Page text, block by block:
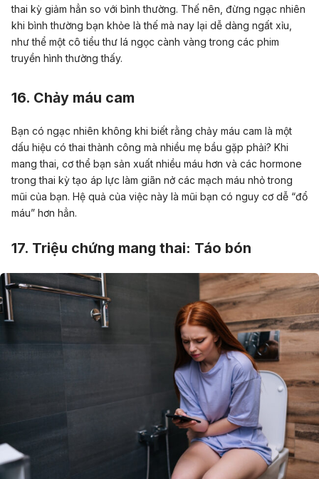
thai kỳ giảm hẳn so với bình thường. Thế nên, đừng ngạc nhiên
khi bình thường bạn khỏe là thế mà nay lại dễ dàng ngất xỉu,
như thể một cô tiểu thư lá ngọc cành vàng trong các phim
truyền hình thường thấy.
16. Chảy máu cam
Bạn có ngạc nhiên không khi biết rằng chảy máu cam là một
dấu hiệu có thai thành công mà nhiều mẹ bầu gặp phải? Khi
mang thai, cơ thể bạn sản xuất nhiều máu hơn và các hormone
trong thai kỳ tạo áp lực làm giãn nở các mạch máu nhỏ trong
mũi của bạn. Hệ quả của việc này là mũi bạn có nguy cơ dễ “đổ
máu” hơn hẳn.
17. Triệu chứng mang thai: Táo bón